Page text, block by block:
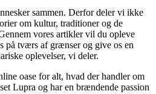
sammen. Derfor deler vi ikke
om kultur, traditioner og de
vores artikler vil du opleve
på tværs af grænser og give os en
oplevelser, vi deler.
oase for alt, hvad der handler om
Lupra og har en brændende passion